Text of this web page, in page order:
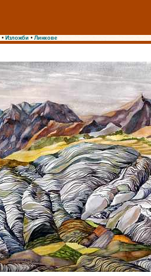
• Изложби • Линкове